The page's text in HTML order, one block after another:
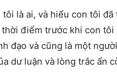
là ai, và hiểu con tôi
điểm trước khi con
đạo và cũng là một
dư luận và lòng trắc ẩn